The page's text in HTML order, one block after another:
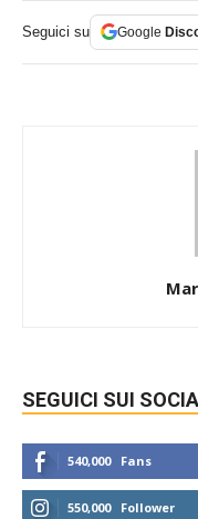
Seguici su Google
SEGUICI SUI
540,000 Fans
550,000 Follower